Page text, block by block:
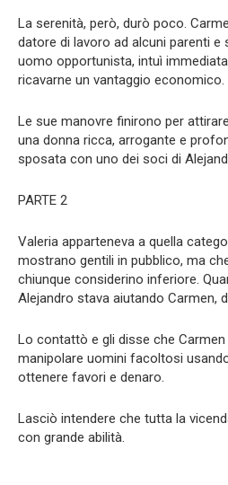
La serenità, però, durò poco.
datore di lavoro ad alcuni parenti e
uomo opportunista, intuì
ricavarne un vantaggio economico.
Le sue manovre finirono per
una donna ricca, arrogante e
sposata con uno dei soci di
PARTE 2
Valeria apparteneva a quella
mostrano gentili in pubblico, ma
chiunque considerino inferiore.
Alejandro stava aiutando Carmen,
Lo contattò e gli disse che
manipolare uomini facoltosi
ottenere favori e denaro.
Lasciò intendere che tutta la
con grande abilità.